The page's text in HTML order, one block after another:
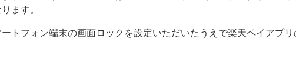
ます。
トフォン端末の画面ロックを設定いただいたうえで楽天ペイアプリ